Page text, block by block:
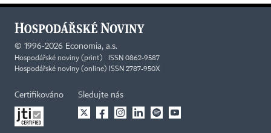
© 1996-2026 Economia, a.s.
Hospodářské noviny (print) ISSN 0862-9587
Hospodářské noviny (online) ISSN 2787-950X
Certifikováno Sledujte nás